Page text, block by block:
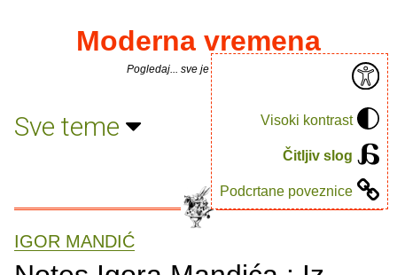
Visoki kontrast
Čitljiv slog
Podcrtane poveznice
Moderna vremena
Pogledaj... sve je puno knjiga.
Sve teme
IGOR MANDIĆ